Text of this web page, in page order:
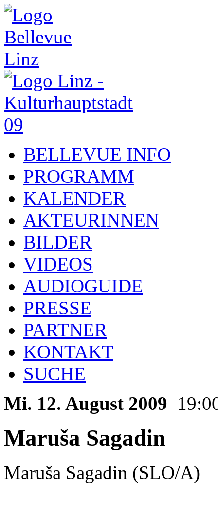
BELLEVUE INFO
PROGRAMM
KALENDER
AKTEURINNEN
BILDER
VIDEOS
AUDIOGUIDE
PRESSE
PARTNER
KONTAKT
SUCHE
Mi. 12. August 2009
Maruša Sagadin
Maruša Sagadin (SLO/A)